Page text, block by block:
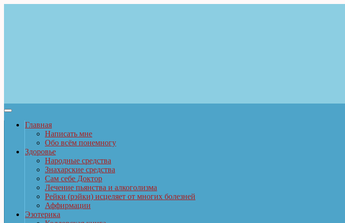
Главная
Написать мне
Обо всём понемногу
Здоровье
Народные средства
Знахарские средства
Сам себе Доктор
Лечение пьянства и алкоголизма
Рейки (рэйки) исцеляет от многих болезней
Аффирмации
Эзотерика